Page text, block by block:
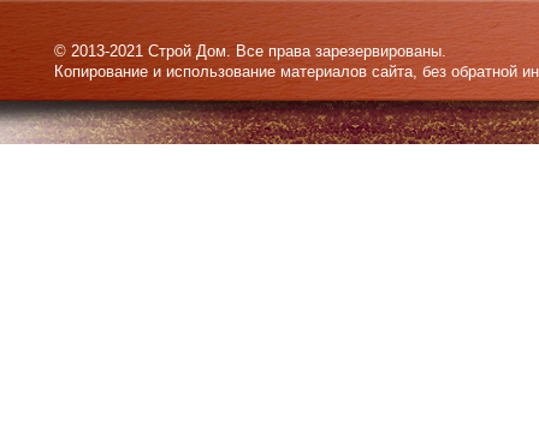
© 2013-2021 Строй Дом. Все права зарезервированы.
Копирование и использование материалов сайта, без обратной